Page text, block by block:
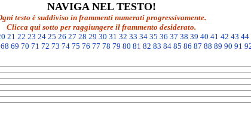
NAVIGA NEL TESTO!
testo è suddiviso in frammenti numerati progressivamente.
Clicca qui sotto per raggiungere il frammento desiderato.
21 22 23 24 25 26 27 28 29 30 31 32 33 34 35 36 37 38 39 40 41 42 43 44
68 69 70 71 72 73 74 75 76 77 78 79 80 81 82 83 84 85 86 87 88 89 90 91